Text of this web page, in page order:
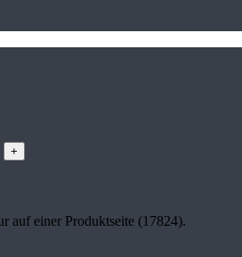
+
auf einer Produktseite (17824).